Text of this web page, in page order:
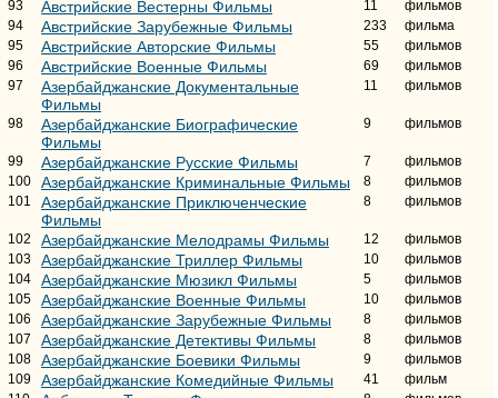
93
Австрийские Вестерны Фильмы 11
фильмов
94
Австрийские Зарубежные Фильмы 233
фильма
95
Австрийские Авторские Фильмы 55
фильмов
96
Австрийские Военные Фильмы 69
фильмов
97
Азербайджанские Документальные
Фильмы
11 фильмов
98
Азербайджанские Биографические
Фильмы
9 фильмов
99 Азербайджанские Русские Фильмы 7
фильмов
100
Азербайджанские Криминальные Фильмы 8
фильмов
101
Азербайджанские Приключенческие
Фильмы
8 фильмов
102 Азербайджанские Мелодрамы Фильмы 12
фильмов
103
Азербайджанские Триллер Фильмы 10
фильмов
104
Азербайджанские Мюзикл Фильмы 5
фильмов
105
Азербайджанские Военные Фильмы 10
фильмов
106
Азербайджанские Зарубежные Фильмы 8
фильмов
107
Азербайджанские Детективы Фильмы 8
фильмов
108
Азербайджанские Боевики Фильмы 9
фильмов
109
Азербайджанские Комедийные Фильмы 41
фильм